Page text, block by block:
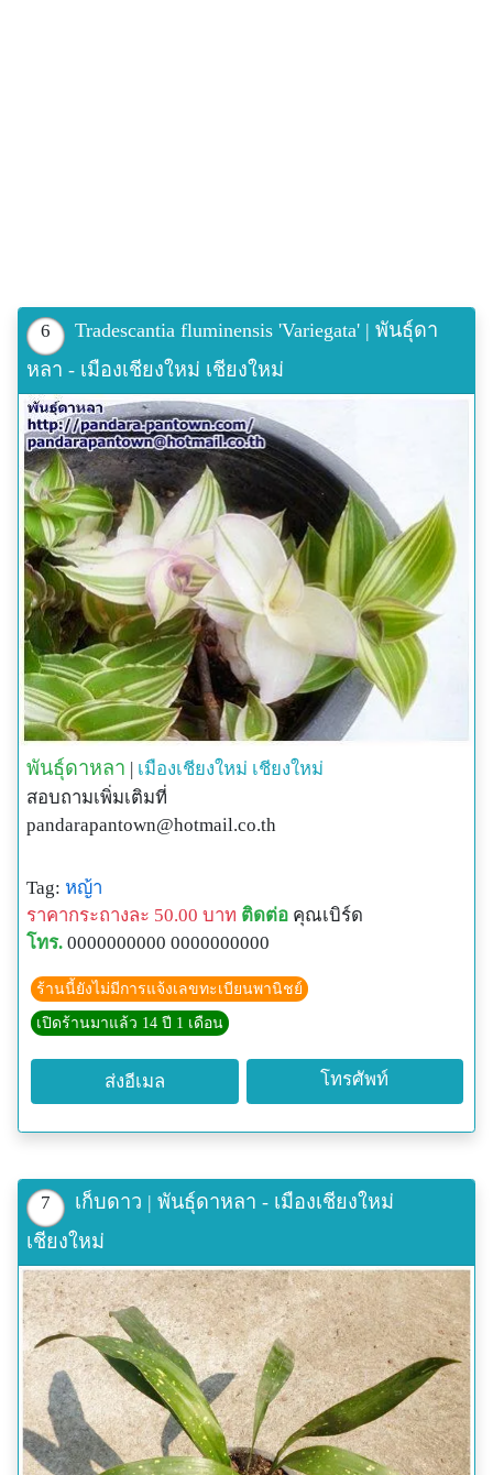
6
Tradescantia fluminensis 'Variegata' | พันธุ์ดา
หลา - เมืองเชียงใหม่ เชียงใหม่
พันธุ์ดาหลา เมืองเชียงใหม่ เชียงใหม่
สอบถามเพิ่มเติมที่
pandarapantown@hotmail.co.th
Tag: หญ้า
ราคากระถางละ 50.00 บาท ติดต่อ คุณเบิร์ด
โทร. 0000000000 0000000000
ร้านนี้ยังไม่มีการแจ้งเลขทะเบียนพานิชย์
เปิดร้านมาแล้ว 14 ปี 1 เดือน
ส่งอีเมล โทรศัพท์
7
เก็บดาว | พันธุ์ดาหลา - เมืองเชียงใหม่
เชียงใหม่